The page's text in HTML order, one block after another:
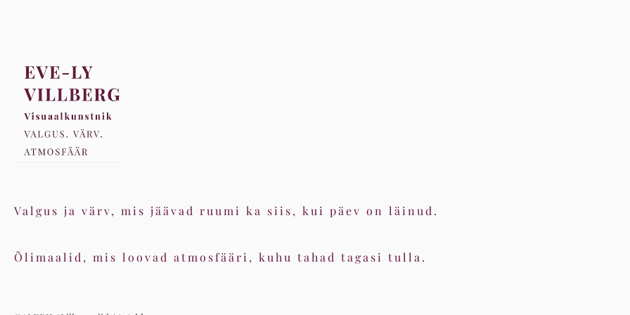
Valgus ja värv, mis jäävad ruumi ka siis, kui päev on läinud.
Õlimaalid, mis loovad atmosfääri, kuhu tahad tagasi tulla.